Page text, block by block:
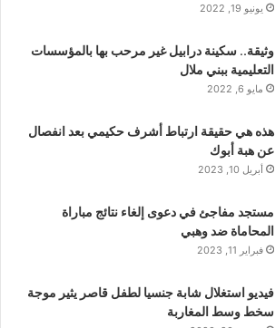
يونيو 19, 2022
وثيقة.. سكينة درابيل غير مرحب بها بالمؤسسات
التعليمية ببني ملال
مايو 6, 2022
هذه هي حقيقة ارتباط أشرف حكيمي بعد انفصال
عن هبة أبوك
أبريل 10, 2023
مستجد مفاجئ في دعوى إلغاء نتائج مباراة
المحاماة ضد وهبي
فبراير 11, 2023
فيديو استغلال شابة جنسيا لطفل قاصر يثير موجة
سخط وسط المغاربة